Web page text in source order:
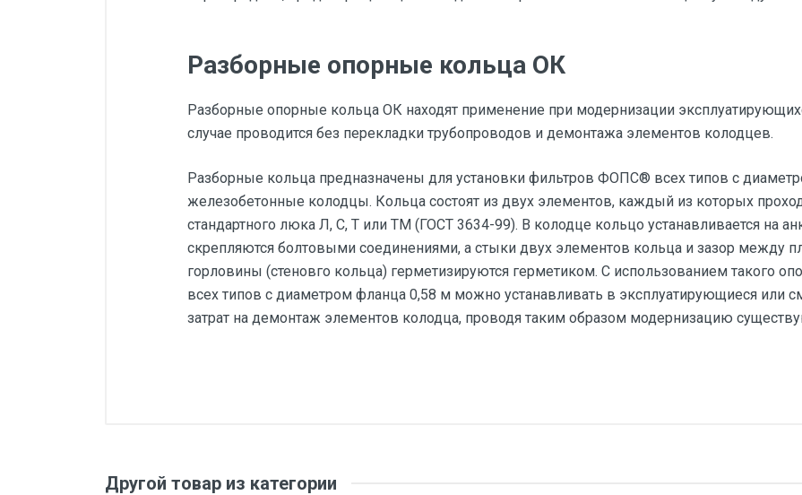
Разборные опорные кольца ОК
Разборные опорные кольца ОК находят применение при модернизации
случае проводится без перекладки трубопроводов и демонтажа элементов колодцев.
Разборные кольца предназначены для установки фильтров ФОПС® всех типов с
железобетонные колодцы. Кольца состоят из двух элементов, каждый из которых
стандартного люка Л, С, Т или ТМ (ГОСТ 3634-99). В колодце кольцо устанавливается на
скрепляются болтовыми соединениями, а стыки двух элементов кольца и зазор между
горловины (стеновго кольца) герметизируются герметиком. С использованием такого
всех типов с диаметром фланца 0,58 м можно устанавливать в эксплуатирующиеся или
затрат на демонтаж элементов колодца, проводя таким образом модернизацию
Другой товар из категории